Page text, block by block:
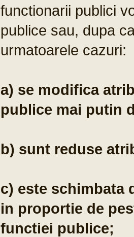
functionarii publici
publice sau, dupa
urmatoarele cazuri:
a) se modifica
publice mai putin
b) sunt reduse
c) este schimbata
in proportie de
functiei publice;